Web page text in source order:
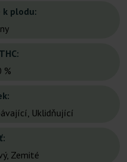
k plodu:
%
Uklidňující
Zemité